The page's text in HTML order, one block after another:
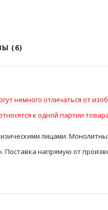
(6)
немного отличаться от
к одной партии
лицами.
напрямую от